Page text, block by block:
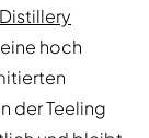
hoch
der Teeling